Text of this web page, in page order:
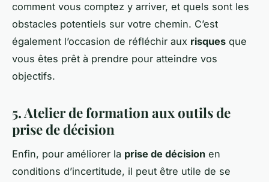
comment vous comptez y arriver, et quels sont les
obstacles potentiels sur votre chemin. C’est
également l’occasion de réfléchir aux risques que
vous êtes prêt à prendre pour atteindre vos
objectifs.
5. Atelier de formation aux outils de
prise de décision
Enfin, pour améliorer la prise de décision en
conditions d’incertitude, il peut être utile de se